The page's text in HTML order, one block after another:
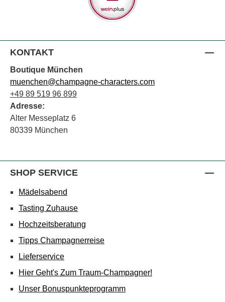
KONTAKT
Boutique München
muenchen@champagne-characters.com
+49 89 519 96 899
Adresse:
Alter Messeplatz 6
80339 München
SHOP SERVICE
Mädelsabend
Tasting Zuhause
Hochzeitsberatung
Tipps Champagnerreise
Lieferservice
Hier Geht's Zum Traum-Champagner!
Unser Bonuspunkteprogramm